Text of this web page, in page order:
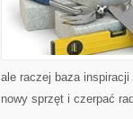
ale raczej baza
nowy sprzęt i czerpać